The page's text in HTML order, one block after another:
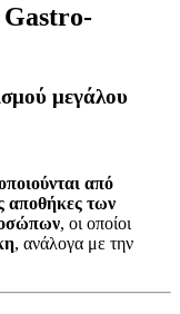
μεγάλου
από
αποθήκες των
, οι οποίοι
, ανάλογα με την